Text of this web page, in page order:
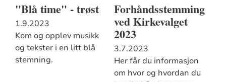
"Blå time" - trøst
1.9.2023
Kom og opplev musikk
og tekster i en litt blå
stemning.
Forhåndsstemming
ved Kirkevalget
2023
3.7.2023
Her får du informasjon
om hvor og hvordan du